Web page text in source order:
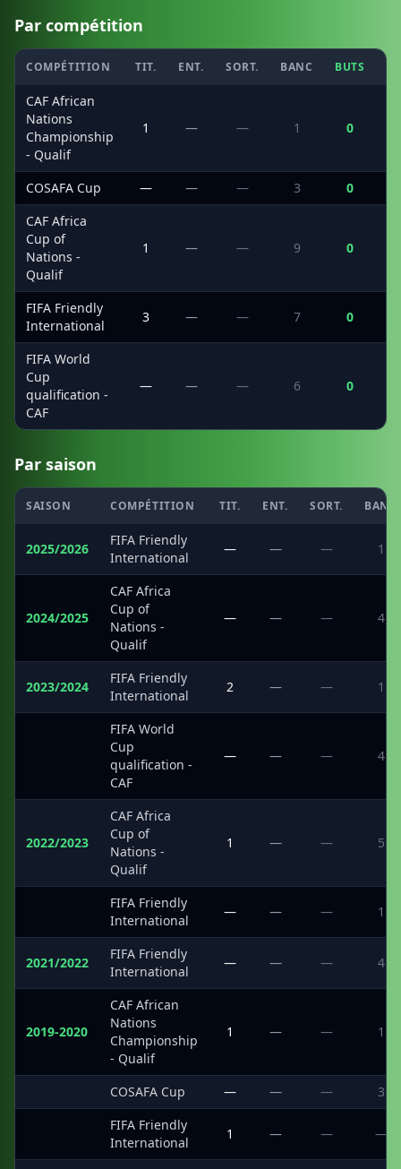
Par compétition
COMPÉTITION TIT. ENT. SORT. BANC BUTS
CAF African
Nations
Championship
- Qualif
1 — — 1 0
COSAFA Cup — — — 3 0
CAF Africa
Cup of
Nations -
Qualif
1 — — 9 0
FIFA Friendly
International
3 — — 7 0
FIFA World
Cup
qualification -
CAF
— — — 6 0
Par saison
SAISON COMPÉTITION TIT. ENT. SORT. BANC
2025/2026
FIFA Friendly
International
— — — 1
2024/2025
CAF Africa
Cup of
Nations -
Qualif
— — — 4
2023/2024
FIFA Friendly
International
2 — — 1
FIFA World
Cup
qualification -
CAF
— — — 4
2022/2023
CAF Africa
Cup of
Nations -
Qualif
1 — — 5
FIFA Friendly
International
— — — 1
2021/2022
FIFA Friendly
International
— — — 4
2019-2020
CAF African
Nations
Championship
- Qualif
1 — — 1
COSAFA Cup — — — 3
FIFA Friendly
International
1 — — —